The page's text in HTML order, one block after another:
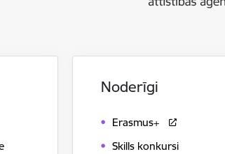
Noderīgi
Erasmus+
Skills konkursi